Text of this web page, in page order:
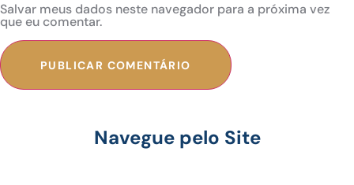
Salvar meus dados neste navegador para a próxima vez
que eu comentar.
Navegue pelo Site